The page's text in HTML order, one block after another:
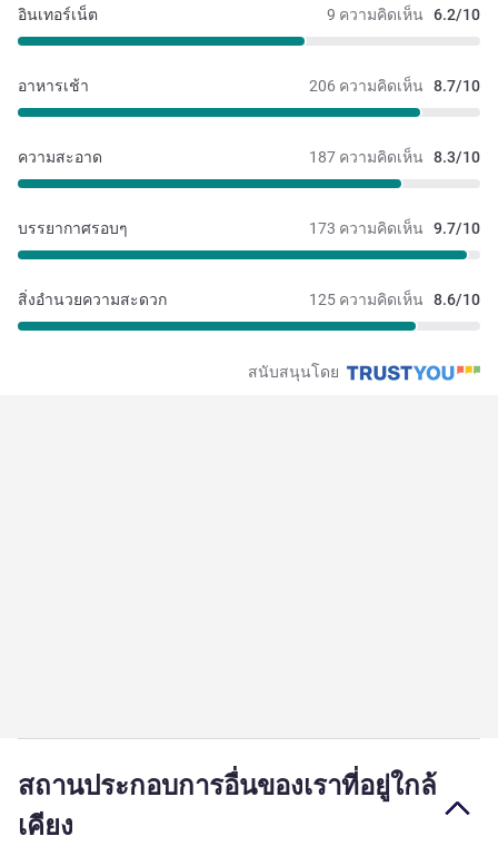
9 ความคิดเห็น 6.2/10
อินเทอร์เน็ต
206 ความคิดเห็น 8.7/10
อาหารเช้า
187 ความคิดเห็น 8.3/10
ความสะอาด
173 ความคิดเห็น 9.7/10
บรรยากาศรอบๆ
125 ความคิดเห็น 8.6/10
สิ่งอำนวยความสะดวก
สนับสนุนโดย
สถานประกอบการอื่นของเราที่อยู่ใกล้
เคียง